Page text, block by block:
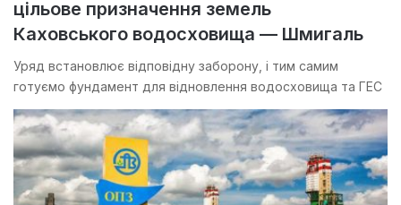
цільове призначення земель
Каховського водосховища — Шмигаль
Уряд встановлює відповідну заборону, і тим самим
готуємо фундамент для відновлення водосховища та ГЕС